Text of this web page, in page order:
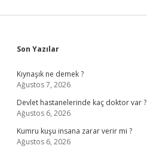
Sidebar
Son Yazılar
Kıynaşık ne demek ?
Ağustos 7, 2026
Devlet hastanelerinde kaç doktor var ?
Ağustos 6, 2026
Kumru kuşu insana zarar verir mi ?
Ağustos 6, 2026